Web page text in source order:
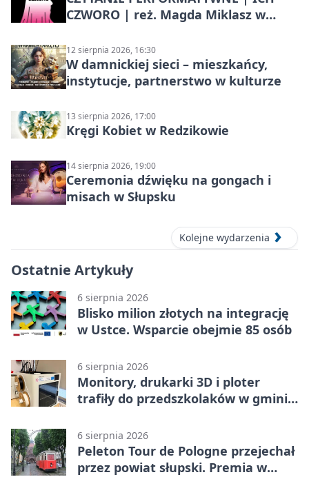
CZWORO | reż. Magda Miklasz w
12 sierpnia 2026, 16:30
W damnickiej sieci – mieszkańcy,
instytucje, partnerstwo w kulturze
13 sierpnia 2026, 17:00
Kręgi Kobiet w Redzikowie
14 sierpnia 2026, 19:00
Ceremonia dźwięku na gongach i
misach w Słupsku
Kolejne wydarzenia
Ostatnie Artykuły
6 sierpnia 2026
Blisko milion złotych na integrację
w Ustce. Wsparcie obejmie 85 osób
6 sierpnia 2026
Monitory, drukarki 3D i ploter
trafiły do przedszkolaków w gminie
6 sierpnia 2026
Peleton Tour de Pologne przejechał
przez powiat słupski. Premia w